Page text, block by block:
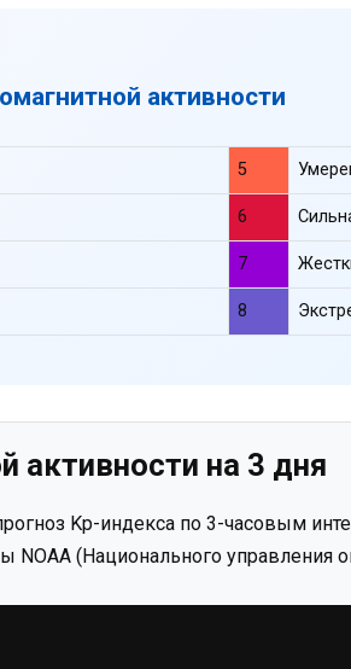
активности
5
6
7
8
активности на 3 дня
Kp-индекса по 3-часовым
NOAA (Национального управления